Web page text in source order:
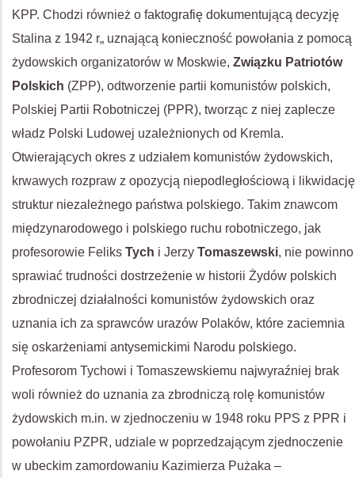
KPP. Chodzi również o faktografię dokumentującą decyzję
Stalina z 1942 r„ uznającą konieczność powołania z pomocą
żydowskich organizatorów w Moskwie, Związku Patriotów
Polskich (ZPP), odtworzenie partii komunistów polskich,
Polskiej Partii Robotniczej (PPR), tworząc z niej zaplecze
władz Polski Ludowej uzależnionych od Kremla.
Otwierających okres z udziałem komunistów żydowskich,
krwawych rozpraw z opozycją niepodległościową i likwidację
struktur niezależnego państwa polskiego. Takim znawcom
międzynarodowego i polskiego ruchu robotniczego, jak
profesorowie Feliks Tych i Jerzy Tomaszewski, nie powinno
sprawiać trudności dostrzeżenie w historii Żydów polskich
zbrodniczej działalności komunistów żydowskich oraz
uznania ich za sprawców urazów Polaków, które zaciemnia
się oskarżeniami antysemickimi Narodu polskiego.
Profesorom Tychowi i Tomaszewskiemu najwyraźniej brak
woli również do uznania za zbrodniczą rolę komunistów
żydowskich m.in. w zjednoczeniu w 1948 roku PPS z PPR i
powołaniu PZPR, udziale w poprzedzającym zjednoczenie
w ubeckim zamordowaniu Kazimierza Pużaka –